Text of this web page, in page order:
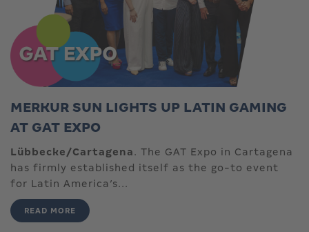
MERKUR SUN LIGHTS UP LATIN GAMING
AT GAT EXPO
Lübbecke/Cartagena. The GAT Expo in Cartagena
has firmly established itself as the go-to event
for Latin America’s...
READ MORE